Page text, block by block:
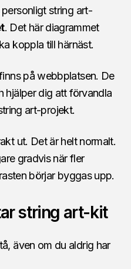
string art-
. Det här diagrammet
koppla till härnäst.
på webbplatsen. De
hjälper dig att förvandla
art-projekt.
ut. Det är helt normalt.
gradvis när fler
börjar byggas upp.
string art-kit
även om du aldrig har